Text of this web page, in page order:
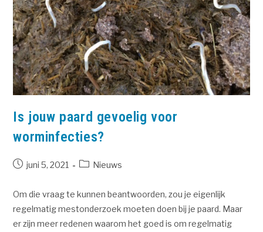
Is jouw paard gevoelig voor
worminfecties?
juni 5, 2021 Nieuws
Om die vraag te kunnen beantwoorden, zou je eigenlijk
regelmatig mestonderzoek moeten doen bij je paard. Maar
er zijn meer redenen waarom het goed is om regelmatig